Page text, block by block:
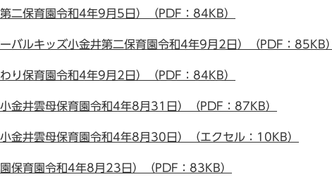
二保育園令和4年9月5日）（PDF：84KB）
バルキッズ小金井第二保育園令和4年9月2日）（PDF：85KB）
り保育園令和4年9月2日）（PDF：84KB）
金井雲母保育園令和4年8月31日）（PDF：87KB）
金井雲母保育園令和4年8月30日）（エクセル：10KB）
保育園令和4年8月23日）（PDF：83KB）